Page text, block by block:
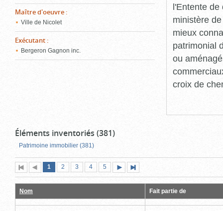
Maître d'oeuvre :
Ville de Nicolet
Exécutant :
Bergeron Gagnon inc.
l'Entente de
ministère
mieux
patrimonial
ou
croix de
Éléments inventoriés (381)
Patrimoine immobilier (381)
Première
page
Page
précédente
Page
1 (page
actuelle)
Page
2 Page
3 Page
4 Page
5
suivante
page
Nom Fait partie de